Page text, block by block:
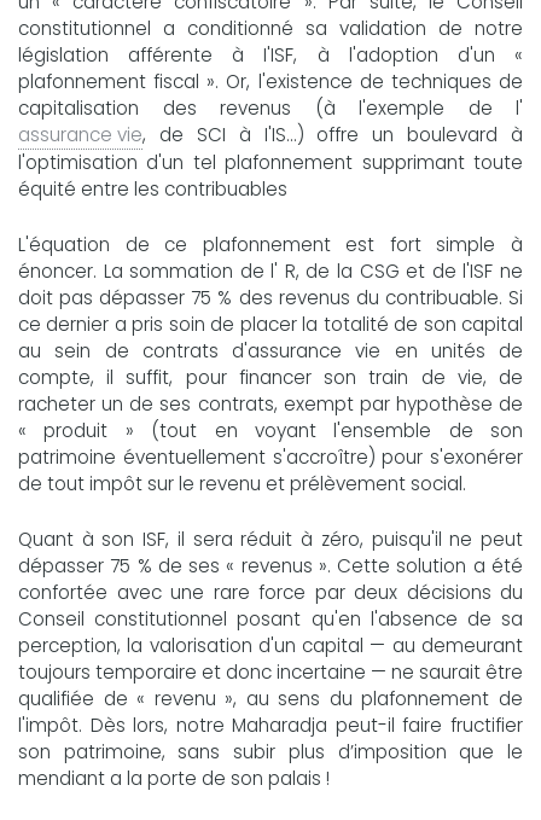
constitutionnel a conditionné sa validation de notre
législation afférente à I'ISF, à l'adoption d'un «
plafonnement fiscal ». Or, l'existence de techniques de
capitalisation des revenus (à l'exemple de l'
assurance vie, de SCI à I'IS...) offre un boulevard à
l'optimisation d'un tel plafonnement supprimant toute
équité entre les contribuables
L'équation de ce plafonnement est fort simple à
énoncer. La sommation de l' R, de la CSG et de l'ISF ne
doit pas dépasser 75 % des revenus du contribuable. Si
ce dernier a pris soin de placer la totalité de son capital
au sein de contrats d'assurance vie en unités de
compte, il suffit, pour financer son train de vie, de
racheter un de ses contrats, exempt par hypothèse de
« produit » (tout en voyant l'ensemble de son
patrimoine éventuellement s'accroître) pour s'exonérer
de tout impôt sur le revenu et prélèvement social.
Quant à son ISF, il sera réduit à zéro, puisqu'il ne peut
dépasser 75 % de ses « revenus ». Cette solution a été
confortée avec une rare force par deux décisions du
Conseil constitutionnel posant qu'en l'absence de sa
perception, la valorisation d'un capital — au demeurant
toujours temporaire et donc incertaine — ne saurait être
qualifiée de « revenu », au sens du plafonnement de
l'impôt. Dès lors, notre Maharadja peut-il faire fructifier
son patrimoine, sans subir plus d’imposition que le
mendiant a la porte de son palais !